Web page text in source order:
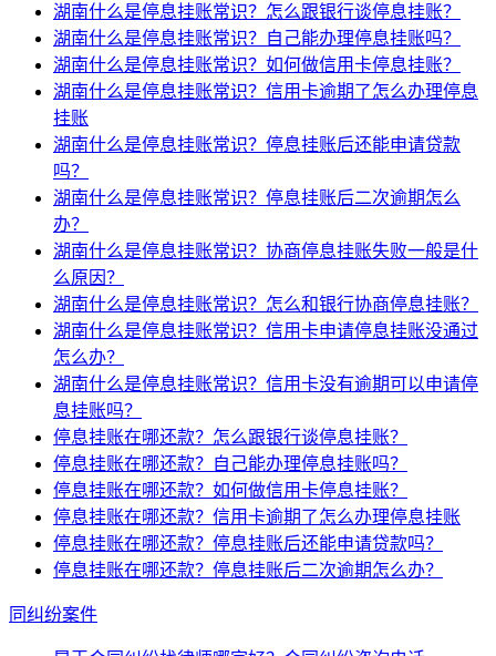
湖南什么是停息挂账常识？怎么跟银行谈停息挂账？
湖南什么是停息挂账常识？自己能办理停息挂账吗？
湖南什么是停息挂账常识？如何做信用卡停息挂账？
湖南什么是停息挂账常识？信用卡逾期了怎么办理停息
挂账
湖南什么是停息挂账常识？停息挂账后还能申请贷款
吗？
湖南什么是停息挂账常识？停息挂账后二次逾期怎么
办？
湖南什么是停息挂账常识？协商停息挂账失败一般是什
么原因？
湖南什么是停息挂账常识？怎么和银行协商停息挂账？
湖南什么是停息挂账常识？信用卡申请停息挂账没通过
怎么办？
湖南什么是停息挂账常识？信用卡没有逾期可以申请停
息挂账吗？
停息挂账在哪还款？怎么跟银行谈停息挂账？
停息挂账在哪还款？自己能办理停息挂账吗？
停息挂账在哪还款？如何做信用卡停息挂账？
停息挂账在哪还款？信用卡逾期了怎么办理停息挂账
停息挂账在哪还款？停息挂账后还能申请贷款吗？
停息挂账在哪还款？停息挂账后二次逾期怎么办？
同纠纷案件